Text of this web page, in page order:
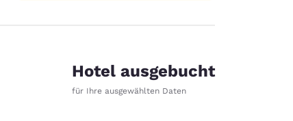
Hotel ausgebucht
für Ihre ausgewählten Daten